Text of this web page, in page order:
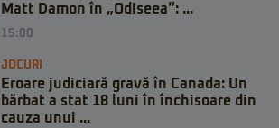
Matt Damon în „Odiseea”: ...
15:00
JOCURI
Eroare judiciară gravă în Canada: Un
bărbat a stat 18 luni în închisoare din
cauza unui ...